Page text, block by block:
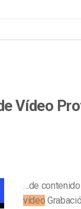
Vídeo
…de
vídeo